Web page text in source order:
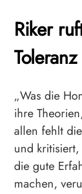
Riker
„Was die
ihre
allen fehlt
und
die gute
machen,